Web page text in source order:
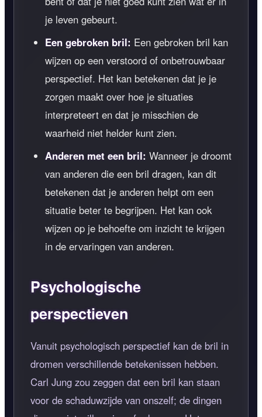
je leven gebeurt.
Een gebroken bril: Een gebroken bril kan
wijzen op een verstoord of onbetrouwbaar
perspectief. Het kan betekenen dat je je
zorgen maakt over hoe je situaties
interpreteert en dat je misschien de
waarheid niet helder kunt zien.
Anderen met een bril: Wanneer je droomt
van anderen die een bril dragen, kan dit
betekenen dat je anderen helpt om een
situatie beter te begrijpen. Het kan ook
wijzen op je behoefte om inzicht te krijgen
in de ervaringen van anderen.
Psychologische
perspectieven
Vanuit psychologisch perspectief kan de bril in
dromen verschillende betekenissen hebben.
Carl Jung zou zeggen dat een bril kan staan
voor de schaduwzijde van onszelf; de dingen